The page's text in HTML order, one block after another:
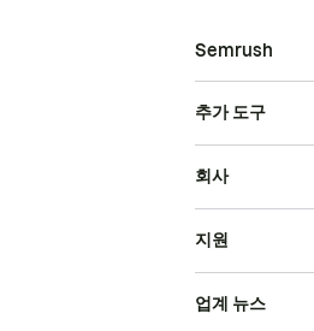
Semrush
추가 도구
회사
지원
업계 뉴스